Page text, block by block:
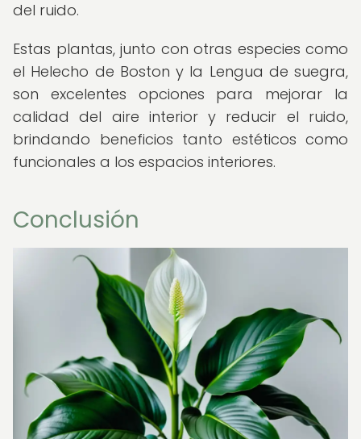
del ruido.
Estas plantas, junto con otras especies como
el Helecho de Boston y la Lengua de suegra,
son excelentes opciones para mejorar la
calidad del aire interior y reducir el ruido,
brindando beneficios tanto estéticos como
funcionales a los espacios interiores.
Conclusión